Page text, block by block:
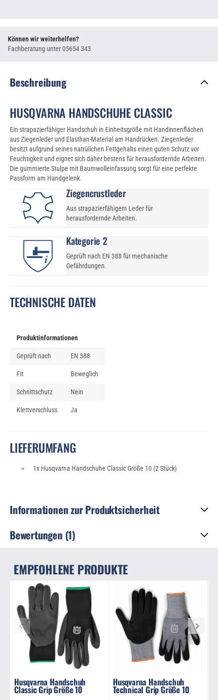
Können wir weiterhelfen?
Fachberatung unter05654 343
Beschreibung
HUSQVARNA HANDSCHUHE CLASSIC
Ein strapazierfähiger Handschuh in Einheitsgröße mit Handinnenflächen
aus Ziegenleder und Elasthan-Material am Handrücken. Ziegenleder
besitzt aufgrund seines natrülichen Fettgehalts einen guten Schutz vor
Feuchtigkeit und eignet sich daher bestens für herausfordernde Arbeiten.
Die gummierte Stulpe mit Baumwolleinfassung sorgt für eine perfekte
Passform am Handgelenk.
Ziegencrustleder
Aus strapazierfähigem Leder für
herausfordernde Arbeiten.
Kategorie 2
Geprüft nach EN 388 für mechanische
Gefährdungen.
TECHNISCHE DATEN
Produktinformationen
Geprüft nach EN 388
Fit Beweglich
Schnittschutz Nein
Klettverschluss Ja
LIEFERUMFANG
1x Husqvarna Handschuhe Classic Größe 10 (2 Stück)
Informationen zur Produktsicherheit
Bewertungen (1)
EMPFOHLENE PRODUKTE
Husqvarna Handschuh
Classic Grip Größe 10
Husqvarna Handschuh
Technical Grip Größe 10